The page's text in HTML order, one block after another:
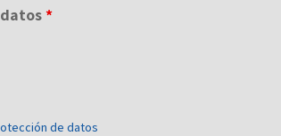
datos*
de datos